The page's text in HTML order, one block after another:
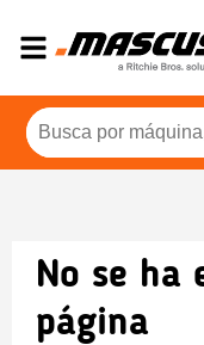
No se ha
página